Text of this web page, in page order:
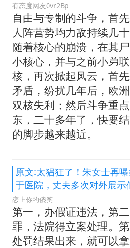
有态度网友0vr2Bp
自由与专制的斗争，首
大阵营势均力敌持续几
随着核心的崩溃，在其
小核心，并与之前小弟
核，再次掀起风云，首
矛盾，纷扰几年后，欧
双核失利；然后斗争重
东，二十多年了，快要
的脚步越来越近。
原文:太猖狂了！朱女士再
于医院，丈夫多次对外展示
恋上你的傻笑
第一，办假证违法，第
罪，法院得立案处理。
处罚结果出来，就可以